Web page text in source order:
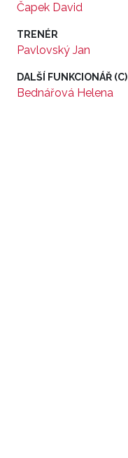
Čapek David
TRENÉR
Pavlovský Jan
DALŠÍ FUNKCIONÁŘ (C)
Bednářová Helena